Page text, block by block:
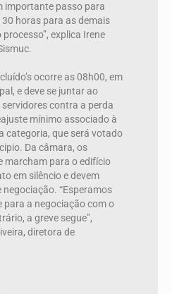
importante passo para
horas para as demais
explica Irene
ocorre as 08h00, em
e deve se juntar ao
contra a perda
mínimo associado à
categoria, que será votado
Da câmara, os
marcham para o edifício
em silêncio e devem
“Esperamos
para a negociação com o
a greve segue”,
diretora de